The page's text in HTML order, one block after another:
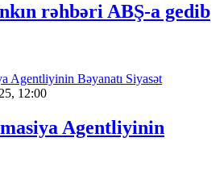
rəhbəri ABŞ-a gedib
Siyasət
12:00
Agentliyinin